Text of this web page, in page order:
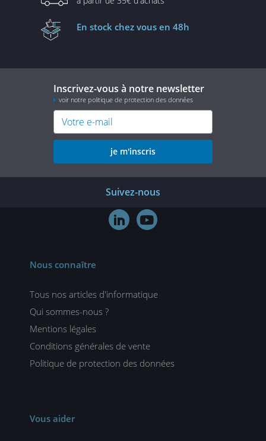
En stock chez vous en 48h
Inscrivez-vous à notre newsletter
voir notre politique de protection des données
je m'inscris
Suivez-nous
 
Nous connaître
Tous nos articles d'informatique
Qui sommes-nous ?
Mentions légales
Conditions générales de vente
Politique de protection des données
Vous aider